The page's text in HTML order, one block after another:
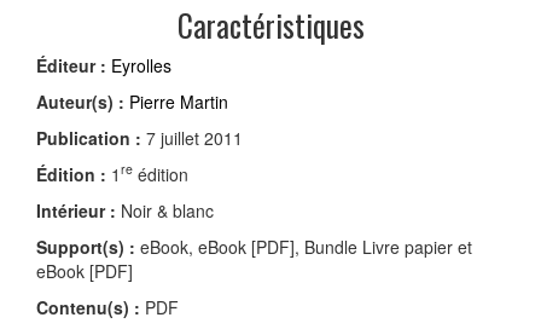
Caractéristiques
Éditeur : Eyrolles
Auteur(s) : Pierre Martin
Publication : 7 juillet 2011
Édition : 1 re édition
Intérieur : Noir & blanc
Support(s) : eBook, eBook [PDF], Bundle Livre papier et
eBook [PDF]
Contenu(s) : PDF